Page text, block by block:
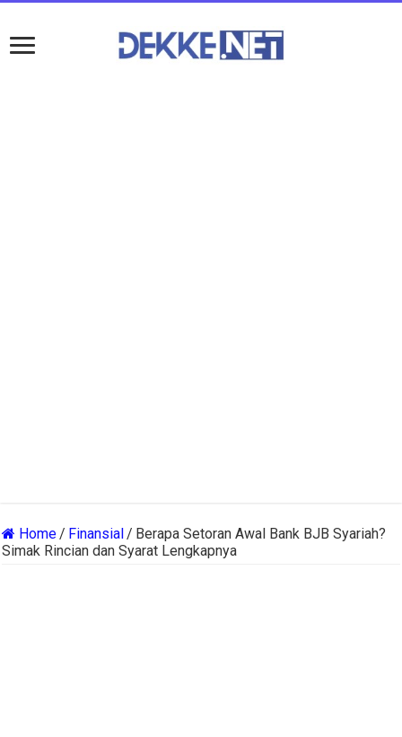
Home/ Finansial/ Berapa Setoran Awal Bank BJB Syariah?
Simak Rincian dan Syarat Lengkapnya